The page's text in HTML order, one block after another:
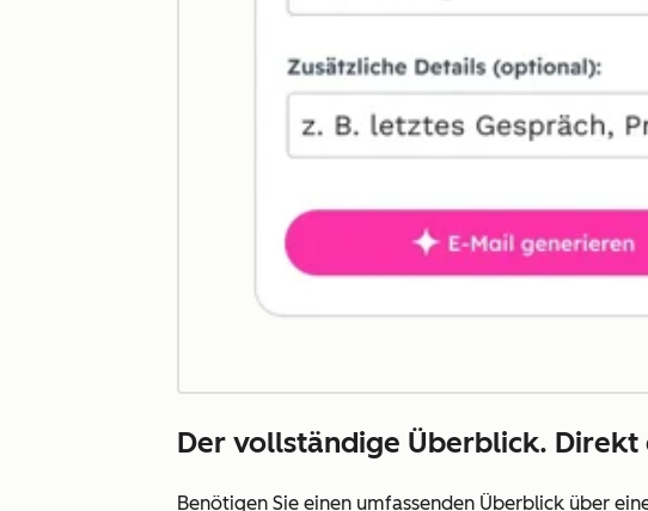
Der vollständige Überblick.
Benötigen Sie einen umfassenden Überblick über